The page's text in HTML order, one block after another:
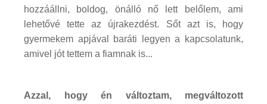
hozzáállni, boldog, önálló nő lett belőlem, ami
lehetővé tette az újrakezdést. Sőt azt is, hogy
gyermekem apjával baráti legyen a kapcsolatunk,
amivel jót tettem a fiamnak is...
Azzal, hogy én változtam, megváltozott